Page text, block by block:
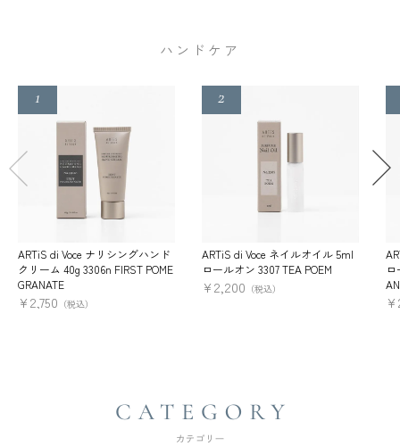
ハンドケア
ARTiS di Voce ナリシングハンド
クリーム 40g 3306n FIRST POME
GRANATE
¥2,750 （税込）
ARTiS di Voce ネイルオイル 5ml
ロールオン 3307 TEA POEM
¥2,200 （税込）
¥